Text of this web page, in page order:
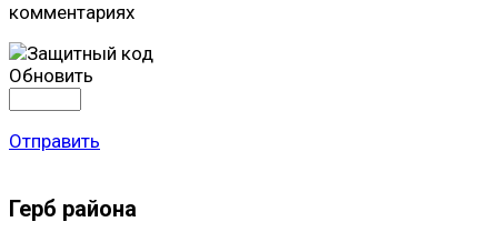
комментариях
Обновить
Отправить
Герб района